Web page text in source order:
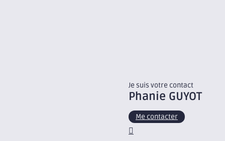
Je suis votre contact
Phanie GUYOT
Me contacter